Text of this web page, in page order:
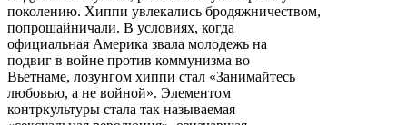
поколению. Хиппи увлекались бродяжничеством,
попрошайничали. В условиях, когда
официальная Америка звала молодежь на
подвиг в войне против коммунизма во
Вьетнаме, лозунгом хиппи стал «Занимайтесь
любовью, а не войной». Элементом
контркультуры стала так называемая